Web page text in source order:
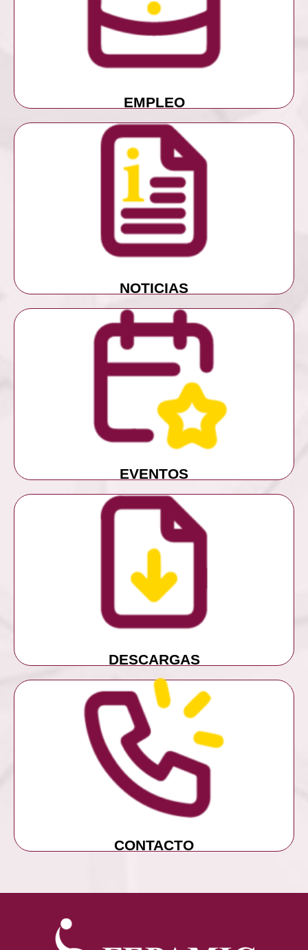
EMPLEO
EMPLEO
MÁS INFORMACIÓN
NOTICIAS
NOTICIAS
MÁS INFORMACIÓN
EVENTOS
EVENTOS
MÁS INFORMACIÓN
DESCARGAS
DESCARGAS
CONTACTO
CONTACTO
MÁS INFORMACIÓN